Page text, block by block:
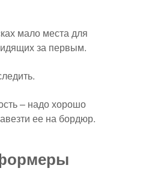
мало места для
за первым.
– надо хорошо
ее на бордюр.